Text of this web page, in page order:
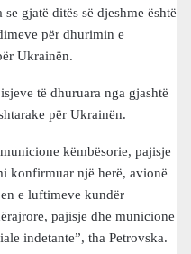
gjatë ditës së djeshme është
për dhurimin e
Ukrainën.
të dhuruara nga gjashtë
për Ukrainën.
këmbësorie, pajisje
konfirmuar një herë, avionë
e luftimeve kundër
pajisje dhe municione
indetante”, tha Petrovska.